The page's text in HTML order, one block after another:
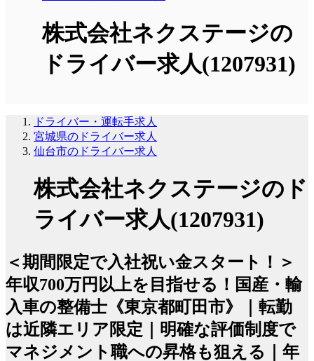
株式会社ネクステージの
ドライバー求人(1207931)
ドライバー・運転手求人
宮城県のドライバー求人
仙台市のドライバー求人
株式会社ネクステージのド
ライバー求人(1207931)
＜期間限定で入社祝い金スタート！＞
年収700万円以上を目指せる！国産・輸
入車の整備士《東京都町田市》｜転勤
は近隣エリア限定｜明確な評価制度で
マネジメント職への昇格も狙える｜年